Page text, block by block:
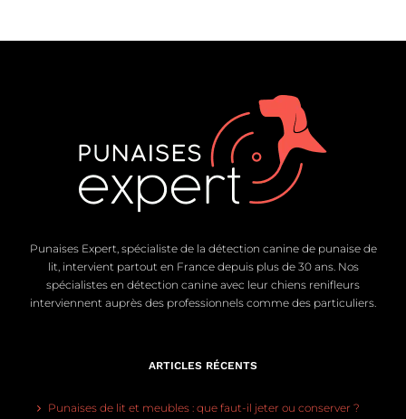
Punaises Expert, spécialiste de la détection canine de punaise de
lit, intervient partout en France depuis plus de 30 ans. Nos
spécialistes en détection canine avec leur chiens renifleurs
interviennent auprès des professionnels comme des particuliers.
ARTICLES RÉCENTS
Punaises de lit et meubles : que faut-il jeter ou conserver ?